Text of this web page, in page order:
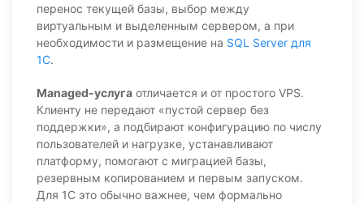
перенос текущей базы, выбор между
виртуальным и выделенным сервером, а при
необходимости и размещение на SQL Server для
1С.
Managed-услуга отличается и от простого VPS.
Клиенту не передают «пустой сервер без
поддержки», а подбирают конфигурацию по числу
пользователей и нагрузке, устанавливают
платформу, помогают с миграцией базы,
резервным копированием и первым запуском.
Для 1С это обычно важнее, чем формально